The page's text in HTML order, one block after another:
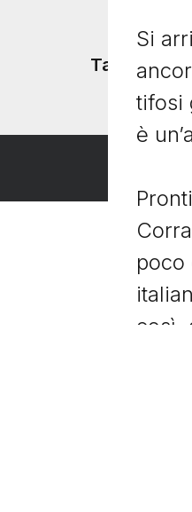
Si
tifosi
è
poco
così,
Tacchetti